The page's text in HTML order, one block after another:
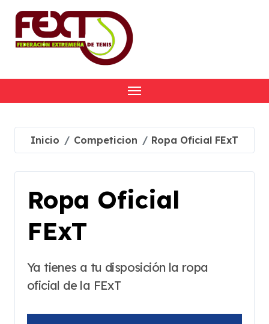
content
Inicio Competicion Ropa Oficial FExT
Ropa Oficial
FExT
Ya tienes a tu disposición la ropa
oficial de la FExT